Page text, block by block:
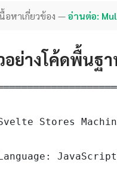
อหาเกี่ยวข้อง —อ่านต่อ:
อย่างโค้ดพื้นฐ
Stores